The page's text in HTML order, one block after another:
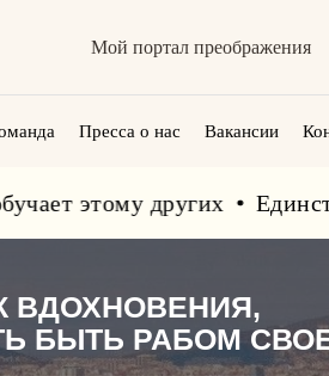
Мой портал преображения
Пресса о нас Вакансии
других Единственный
ВДОХНОВЕНИЯ,
БЫТЬ РАБОМ